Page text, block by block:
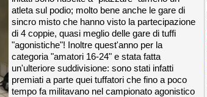
atleta sul podio; molto bene anche le gare di
sincro misto che hanno visto la partecipazione
di 4 coppie, quasi meglio delle gare di tuffi
"agonistiche"! Inoltre quest'anno per la
categoria "amatori 16-24" e stata fatta
un'ulteriore suddivisione: sono stati infatti
premiati a parte quei tuffatori che fino a poco
tempo fa militavano nel campionato agonistico